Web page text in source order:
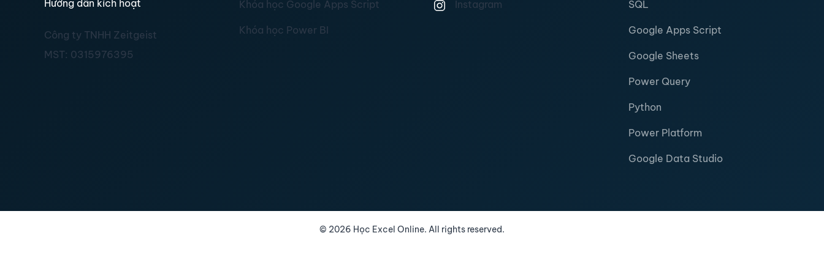
Hướng dẫn kích hoạt
Công ty TNHH Zeitgeist
MST: 0315976395
Khóa học Google Apps Script
Khóa học Power BI
Instagram SQL
Google Apps Script
Google Sheets
Power Query
Python
Power Platform
Google Data Studio
© 2026 Học Excel Online. All rights reserved.